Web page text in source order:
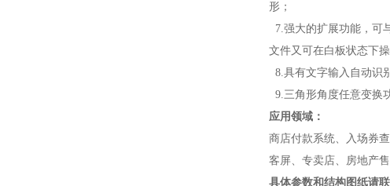
形；
7.强大的扩展功能，可
文件又可在白板状态下
8.具有文字输入自动识
9.三角形角度任意变换
应用领域：
商店付款系统、入场券
客屏、专卖店、房地产
具体参数和结构图纸请